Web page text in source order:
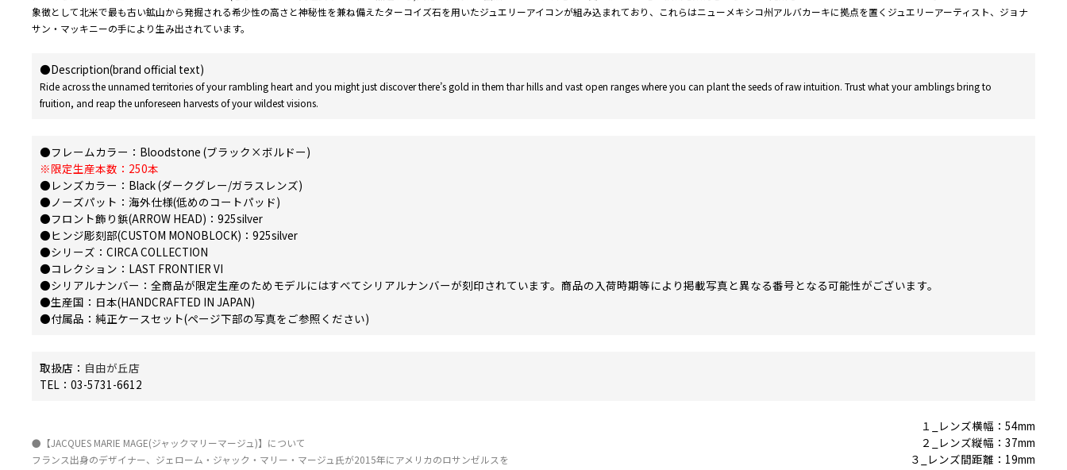
象徴として北米で最も古い鉱山から発掘される希少性の高さと神秘性を兼ね備えたターコイズ石を用いたジュエリーアイコンが組み込まれており、これらはニューメキシコ州アルバカーキに拠点を置くジュエリーアーティスト、ジョナ
サン・マッキニーの手により生み出されています。
●Description(brand official text)
Ride across the unnamed territories of your rambling heart and you might just discover there’s gold in them thar hills and vast open ranges where you can plant the seeds of raw intuition. Trust what your amblings bring to
fruition, and reap the unforeseen harvests of your wildest visions.
●フレームカラー：Bloodstone (ブラック×ボルドー)
※限定生産本数：250本
●レンズカラー：Black (ダークグレー/ガラスレンズ)
●ノーズパット：海外仕様(低めのコートパッド)
●フロント飾り鋲(ARROW HEAD)：925silver
●ヒンジ彫刻部(CUSTOM MONOBLOCK)：925silver
●シリーズ：CIRCA COLLECTION
●コレクション：LAST FRONTIER VI
●シリアルナンバー：全商品が限定生産のためモデルにはすべてシリアルナンバーが刻印されています。商品の入荷時期等により掲載写真と異なる番号となる可能性がございます。
●生産国：日本(HANDCRAFTED IN JAPAN)
●付属品：純正ケースセット(ページ下部の写真をご参照ください)
取扱店： 自由が丘店
TEL：03-5731-6612
１_レンズ横幅：54mm
２_レンズ縦幅：37mm
３_レンズ間距離：19mm
●【JACQUES MARIE MAGE(ジャックマリーマージュ)】について
フランス出身のデザイナー、ジェローム・ジャック・マリー・マージュ氏が2015年にアメリカのロサンゼルスを